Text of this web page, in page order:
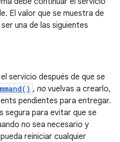
El valor que se muestra de
una de las siguientes
servicio después de que se
, no vuelvas a crearlo,
pendientes para entregar.
segura para evitar que se
no sea necesario y
reiniciar cualquier